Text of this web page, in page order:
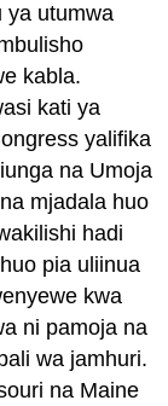
ya utumwa
kabla.
kati ya
yalifika
na Umoja
mjadala huo
hadi
pia uliinua
kwa
ni pamoja na
wa jamhuri.
na Maine